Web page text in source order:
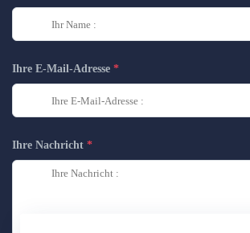
Ihre E-Mail-Adresse
Ihre Nachricht